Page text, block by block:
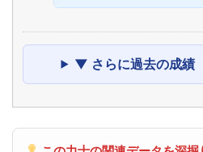
▼ さらに過去の成績